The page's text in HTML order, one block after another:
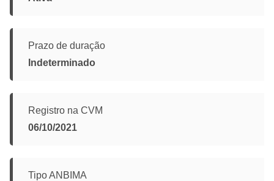
Prazo de duração
Indeterminado
Registro na CVM
06/10/2021
Tipo ANBIMA